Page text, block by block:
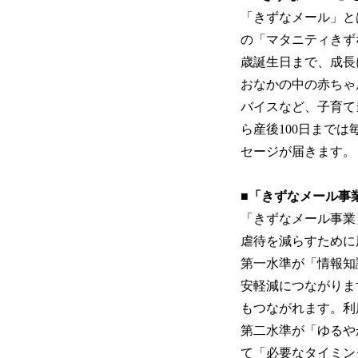
「きずなメール」
の「マタニティき
歳誕生日まで、成
おなかの中の赤ち
バイスなど、子育
ら産後100日までは
セージが届きます。
■「きずなメール事
「きずなメール事
虐待を減らすため
第一水準が「情報
安軽減につながり
もつながれます。
第二水準が「ゆる
て「必要なタイミ